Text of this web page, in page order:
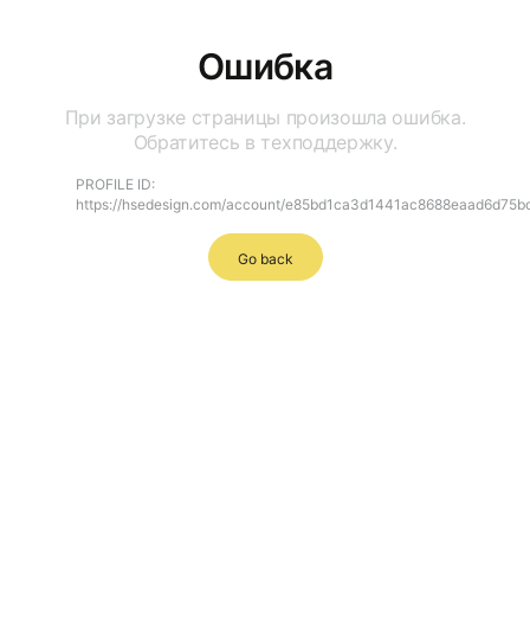
Ошибка
При загрузке страницы произошла ошибка.
Обратитесь в техподдержку.
PROFILE ID:
https://hsedesign.com/account/
Go back